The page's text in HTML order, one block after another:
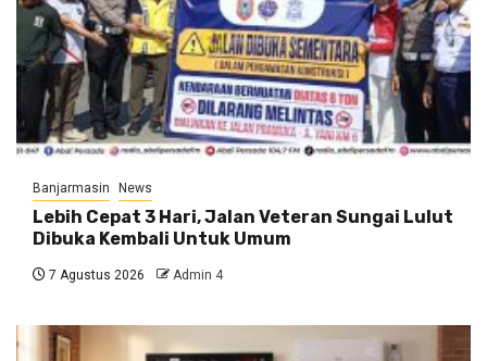
Banjarmasin News
Lebih Cepat 3 Hari, Jalan Veteran Sungai Lulut
Dibuka Kembali Untuk Umum
7 Agustus 2026 Admin 4